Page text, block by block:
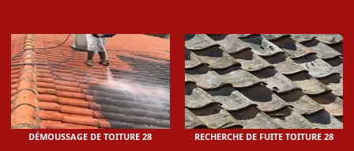
DÉMOUSSAGE DE TOITURE 28 RECHERCHE DE FUITE TOITURE 28